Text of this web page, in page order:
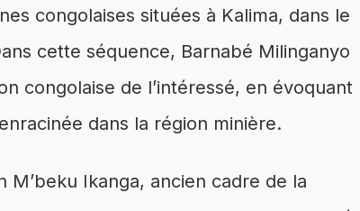
congolaises situées à Kalima, dans le
cette séquence, Barnabé Milinganyo
congolaise de l’intéressé, en évoquant
dans la région minière.
M’beku Ikanga, ancien cadre de la